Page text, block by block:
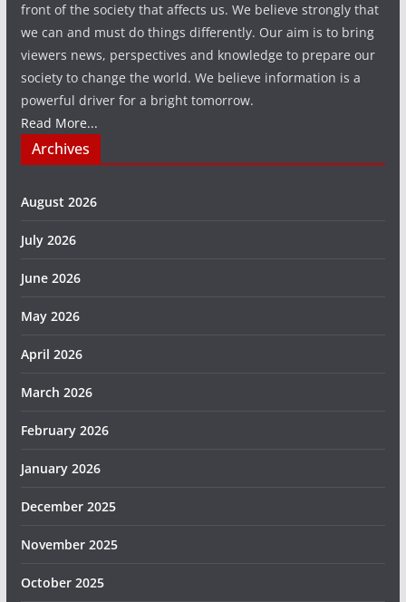
front of the society that affects us. We believe strongly that
we can and must do things differently. Our aim is to bring
viewers news, perspectives and knowledge to prepare our
society to change the world. We believe information is a
powerful driver for a bright tomorrow.
Read More...
Archives
August 2026
July 2026
June 2026
May 2026
April 2026
March 2026
February 2026
January 2026
December 2025
November 2025
October 2025